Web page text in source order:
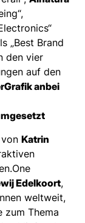
„Best Brand
den vier
auf den
Grafik anbei
Katrin
Edelkoort,
weltweit,
zum Thema